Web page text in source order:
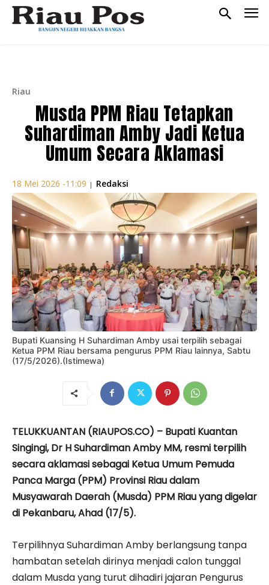
Riau
Musda PPM Riau Tetapkan
Suhardiman Amby Jadi Ketua
Umum Secara Aklamasi
18 Mei 2026 -11:09 | Redaksi
Bupati Kuansing H Suhardiman Amby usai terpilih sebagai
Ketua PPM Riau bersama pengurus PPM Riau lainnya, Sabtu
(17/5/2026).(Istimewa)
TELUKKUANTAN (RIAUPOS.CO) – Bupati Kuantan
Singingi, Dr H Suhardiman Amby MM, resmi terpilih
secara aklamasi sebagai Ketua Umum Pemuda
Panca Marga (PPM) Provinsi Riau dalam
Musyawarah Daerah (Musda) PPM Riau yang digelar
di Pekanbaru, Ahad (17/5).
Terpilihnya Suhardiman Amby berlangsung tanpa
hambatan setelah dirinya menjadi calon tunggal
dalam Musda yang turut dihadiri jajaran Pengurus